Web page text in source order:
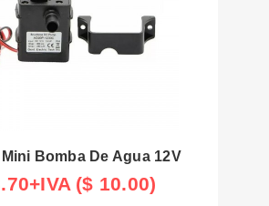
Bomba De Agua 12V
($ 10.00)